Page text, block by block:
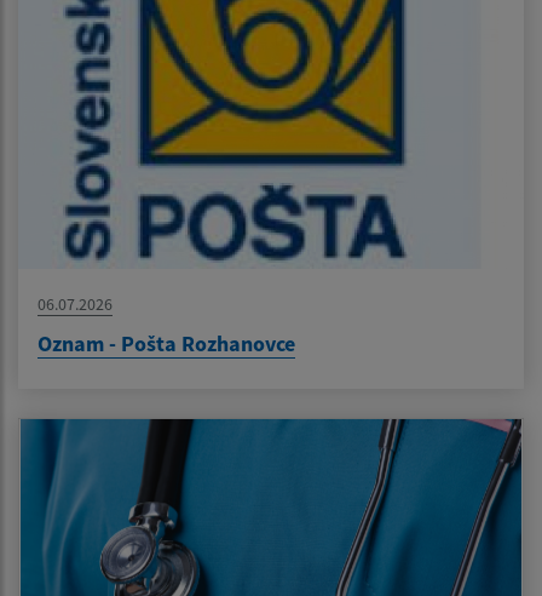
06.07.2026
Oznam - Pošta Rozhanovce